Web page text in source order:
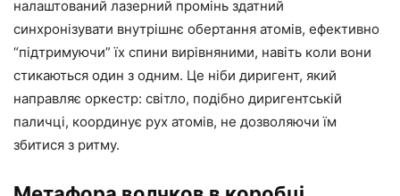
налаштований лазерний промінь здатний
синхронізувати внутрішнє обертання атомів, ефективно
“підтримуючи” їх спини вирівняними, навіть коли вони
стикаються один з одним. Це ніби диригент, який
направляє оркестр: світло, подібно диригентській
паличці, координує рух атомів, не дозволяючи їм
збитися з ритму.